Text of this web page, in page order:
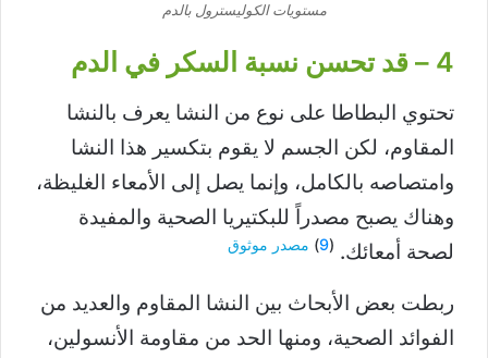
مستويات الكوليسترول بالدم
4 – قد تحسن نسبة السكر في الدم
تحتوي البطاطا على نوع من النشا يعرف بالنشا
المقاوم، لكن الجسم لا يقوم بتكسير هذا النشا
وامتصاصه بالكامل، وإنما يصل إلى الأمعاء الغليظة،
وهناك يصبح مصدراً للبكتيريا الصحية والمفيدة
لصحة أمعائك. (
9
) مصدر موثوق
ربطت بعض الأبحاث بين النشا المقاوم والعديد من
الفوائد الصحية، ومنها الحد من مقاومة الأنسولين،